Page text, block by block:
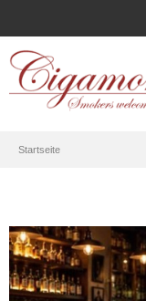
Startseite
Zino Honduras
Neu im Shop
mittelwürzig-süsslich, aus